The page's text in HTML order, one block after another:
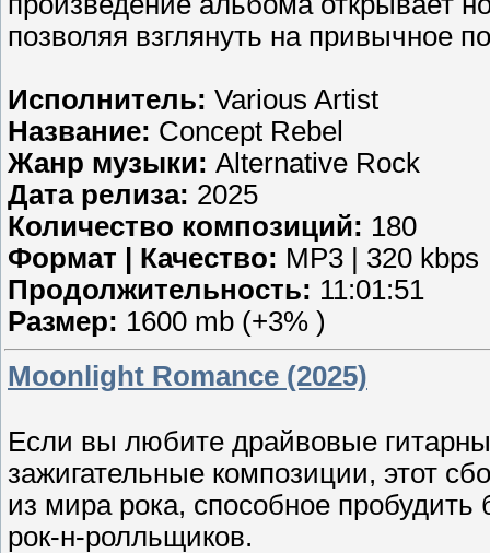
позволяя взглянуть на привычное
Исполнитель: Various Artist
Название: Concept Rebel
Жанр музыки: Alternative Rock
Дата релиза: 2025
Количество композиций: 180
Формат | Качество: MP3 | 320 kbps
Продолжительность: 11:01:51
Размер: 1600 mb (+3% )
Moonlight Romance (2025)
Если вы любите драйвовые
зажигательные композиции, этот
из мира рока, способное
рок-н-ролльщиков.